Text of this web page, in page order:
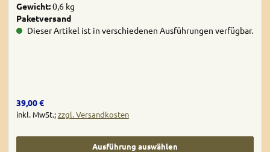
Gewicht:0,6 kg
Paketversand
Dieser Artikel ist in verschiedenen Ausführungen verfügbar.
Regulärer Preis:
39,00 €
inkl. MwSt.;zzgl. Versandkosten
Ausführung auswählen